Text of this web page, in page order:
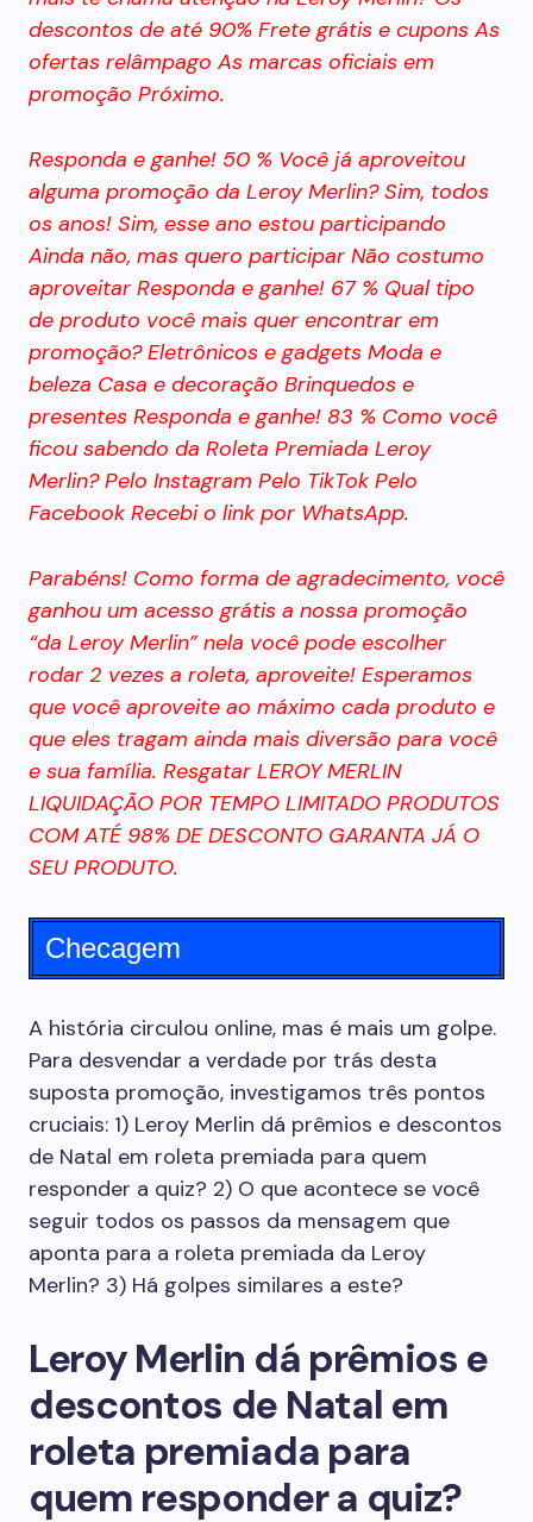
descontos de até 90% Frete grátis e cupons As
ofertas relâmpago As marcas oficiais em
promoção Próximo.
Responda e ganhe! 50 % Você já aproveitou
alguma promoção da Leroy Merlin? Sim, todos
os anos! Sim, esse ano estou participando
Ainda não, mas quero participar Não costumo
aproveitar Responda e ganhe! 67 % Qual tipo
de produto você mais quer encontrar em
promoção? Eletrônicos e gadgets Moda e
beleza Casa e decoração Brinquedos e
presentes Responda e ganhe! 83 % Como você
ficou sabendo da Roleta Premiada Leroy
Merlin? Pelo Instagram Pelo TikTok Pelo
Facebook Recebi o link por WhatsApp.
Parabéns! Como forma de agradecimento, você
ganhou um acesso grátis a nossa promoção
“da Leroy Merlin” nela você pode escolher
rodar 2 vezes a roleta, aproveite! Esperamos
que você aproveite ao máximo cada produto e
que eles tragam ainda mais diversão para você
e sua família. Resgatar LEROY MERLIN
LIQUIDAÇÃO POR TEMPO LIMITADO PRODUTOS
COM ATÉ 98% DE DESCONTO GARANTA JÁ O
SEU PRODUTO.
Checagem
A história circulou online, mas é mais um golpe.
Para desvendar a verdade por trás desta
suposta promoção, investigamos três pontos
cruciais: 1) Leroy Merlin dá prêmios e descontos
de Natal em roleta premiada para quem
responder a quiz? 2) O que acontece se você
seguir todos os passos da mensagem que
aponta para a roleta premiada da Leroy
Merlin? 3) Há golpes similares a este?
Leroy Merlin dá prêmios e
descontos de Natal em
roleta premiada para
quem responder a quiz?